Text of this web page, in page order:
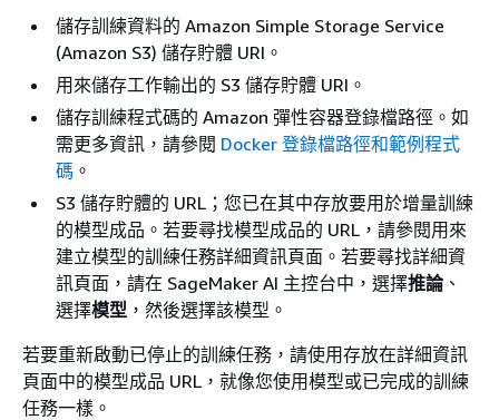
儲存訓練資料的 Amazon Simple Storage Service
(Amazon S3) 儲存貯體 URI。
用來儲存工作輸出的 S3 儲存貯體 URI。
儲存訓練程式碼的 Amazon 彈性容器登錄檔路徑。如
需更多資訊，請參閱 Docker 登錄檔路徑和範例程式
碼 。
S3 儲存貯體的 URL；您已在其中存放要用於增量訓練
的模型成品。若要尋找模型成品的 URL，請參閱用來
建立模型的訓練任務詳細資訊頁面。若要尋找詳細資
訊頁面，請在 SageMaker AI 主控台中，選擇推論、
選擇模型 ，然後選擇該模型。
若要重新啟動已停止的訓練任務，請使用存放在詳細資訊
頁面中的模型成品 URL，就像您使用模型或已完成的訓練
任務一樣。